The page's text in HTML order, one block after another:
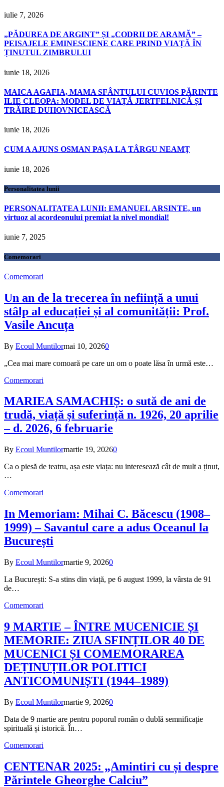
iulie 7, 2026
„PĂDUREA DE ARGINT” ȘI „CODRII DE ARAMĂ” –
PEISAJELE EMINESCIENE CARE PRIND VIAȚĂ ÎN
ȚINUTUL ZIMBRULUI
iunie 18, 2026
MAICA AGAFIA, MAMA SFÂNTULUI CUVIOS PĂRINTE
ILIE CLEOPA: MODEL DE VIAȚĂ JERTFELNICĂ ȘI
TRĂIRE DUHOVNICEASCĂ
iunie 18, 2026
CUM A AJUNS OSMAN PAŞA LA TÂRGU NEAMŢ
iunie 18, 2026
Personalitatea lunii
PERSONALITATEA LUNII: EMANUEL ARSINTE, un
virtuoz al acordeonului premiat la nivel mondial!
iunie 7, 2025
Comemorari
Comemorari
Un an de la trecerea în neființă a unui
stâlp al educației și al comunității: Prof.
Vasile Ancuța
By Ecoul Muntilormai 10, 20260
„Cea mai mare comoară pe care un om o poate lăsa în urmă este…
Comemorari
MARIEA SAMACHIȘ: o sută de ani de
trudă, viață și suferință n. 1926, 20 aprilie
– d. 2026, 6 februarie
By Ecoul Muntilormartie 19, 20260
Ca o piesă de teatru, așa este viața: nu interesează cât de mult a ținut,
…
Comemorari
In Memoriam: Mihai C. Băcescu (1908–
1999) – Savantul care a adus Oceanul la
București
By Ecoul Muntilormartie 9, 20260
La București: S-a stins din viață, pe 6 august 1999, la vârsta de 91
de…
Comemorari
9 MARTIE – ÎNTRE MUCENICIE ȘI
MEMORIE: ZIUA SFINȚILOR 40 DE
MUCENICI ȘI COMEMORAREA
DEȚINUȚILOR POLITICI
ANTICOMUNIȘTI (1944–1989)
By Ecoul Muntilormartie 9, 20260
Data de 9 martie are pentru poporul român o dublă semnificație
spirituală și istorică. În…
Comemorari
CENTENAR 2025: „Amintiri cu și despre
Părintele Gheorghe Calciu”